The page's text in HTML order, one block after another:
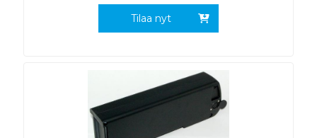
Tilaa nyt